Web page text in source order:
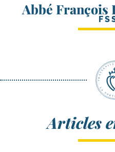
Abbé François
Articles